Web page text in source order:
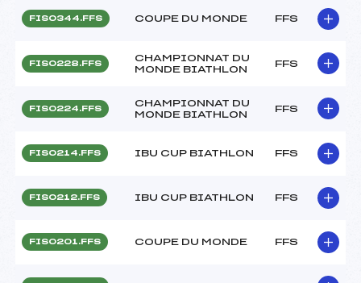
FIS0344.FFS COUPE DU MONDE FFS
FIS0228.FFS
CHAMPIONNAT DU
MONDE BIATHLON
FFS
FIS0224.FFS
CHAMPIONNAT DU
MONDE BIATHLON
FFS
FIS0214.FFS IBU CUP BIATHLON FFS
FIS0212.FFS IBU CUP BIATHLON FFS
FIS0201.FFS COUPE DU MONDE FFS